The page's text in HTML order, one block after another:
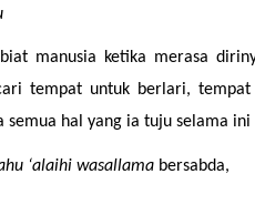
manusia ketika merasa
tempat untuk berlari,
semua hal yang ia tuju selama
‘alaihi wasallama bersabda,